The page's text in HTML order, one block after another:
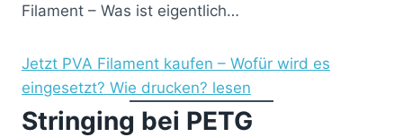
Filament – Was ist eigentlich…
Jetzt PVA Filament kaufen – Wofür wird es
eingesetzt? Wie drucken? lesen
Stringing bei PETG